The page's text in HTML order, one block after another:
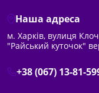
Наша адреса
м. Харків, вулиця
"Райський куточок"
+38 (067) 13-81-